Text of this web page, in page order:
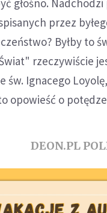
przez
Byłby to
rzeczywiście
św. Ignacego
opowieść o potędze
DEON.PL